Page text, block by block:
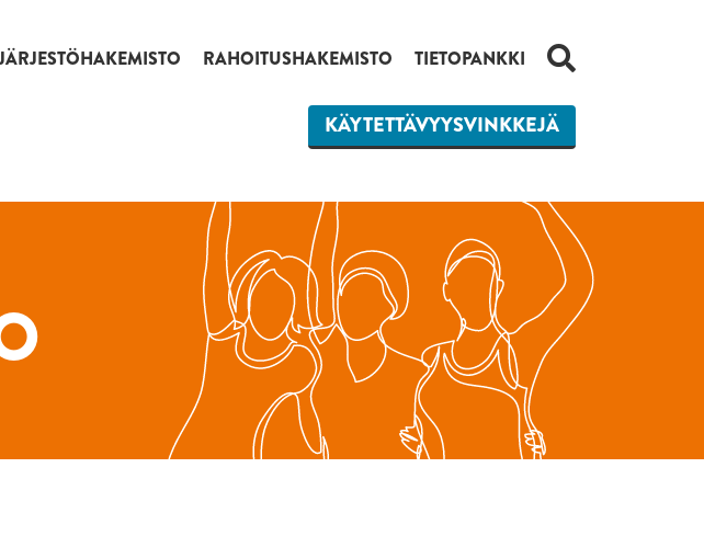
RAHOITUSHAKEMISTO TIETOPANKKI HAKU
KÄYTETTÄVYYSVINKKEJÄ